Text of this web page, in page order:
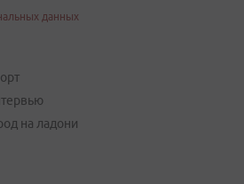
данных
на ладони